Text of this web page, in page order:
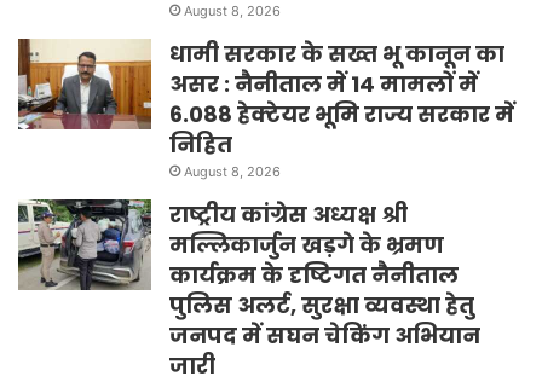
August 8, 2026
धामी सरकार के सख्त भू कानून का
असर : नैनीताल में 14 मामलों में
6.088 हेक्टेयर भूमि राज्य सरकार में
निहित
August 8, 2026
राष्ट्रीय कांग्रेस अध्यक्ष श्री
मल्लिकार्जुन खड़गे के भ्रमण
कार्यक्रम के दृष्टिगत नैनीताल
पुलिस अलर्ट, सुरक्षा व्यवस्था हेतु
जनपद में सघन चेकिंग अभियान
जारी